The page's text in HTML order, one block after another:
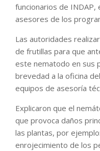
funcionarios de
asesores de los
Las autoridades
de frutillas para que
este nematodo en sus
brevedad a la oficina
equipos de asesoría
Explicaron que el
que provoca daños
las plantas, por
enrojecimiento de los